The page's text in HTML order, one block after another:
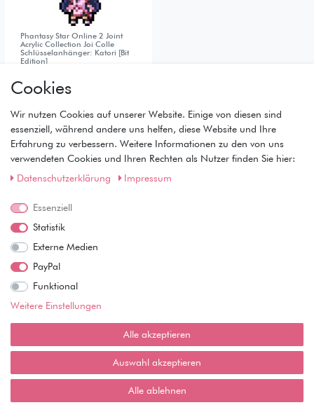
Phantasy Star Online 2 Joint
Acrylic Collection Joi Colle
Schlüsselanhänger: Katori [Bit
Edition]
In den Warenkorb
1 2 3 4 5 6
verpacken mit Liebe.
Informationen
• Zahlungsarten
• Lieferzeiten
• Widerrufsrecht
• Registrierung
• Warenkorb
Cookies
Wir nutzen Cookies auf unserer Website. Einige von diesen sind
essenziell, während andere uns helfen, diese Website und Ihre
Erfahrung zu verbessern. Weitere Informationen zu den von uns
verwendeten Cookies und Ihren Rechten als Nutzer finden Sie hier:
Daten­schutz­erklärung
Impressum
Essenziell
Statistik
Externe Medien
PayPal
Funktional
Weitere Einstellungen
Alle akzeptieren
Auswahl akzeptieren
Alle ablehnen